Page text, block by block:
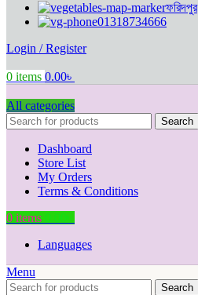
ফরিদপুর
01318734666
Login / Register
0 items 0.00৳
All categories
Search
Dashboard
Store List
My Orders
Terms & Conditions
0 items
Languages
Menu
Search